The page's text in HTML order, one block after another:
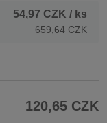
54,97 CZK / ks
659,64 CZK
120,65 CZK